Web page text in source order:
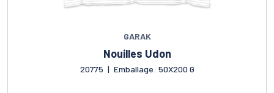
GARAK
Nouilles Udon
20775 | Emballage: 50X200 G